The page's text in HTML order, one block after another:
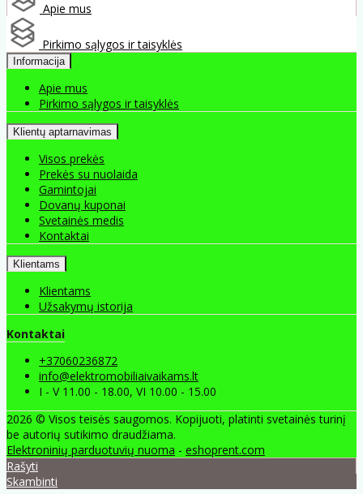
Apie mus
Pirkimo sąlygos ir taisyklės
Informacija
Apie mus
Pirkimo sąlygos ir taisyklės
Klientų aptarnavimas
Visos prekės
Prekės su nuolaida
Gamintojai
Dovanų kuponai
Svetainės medis
Kontaktai
Klientams
Klientams
Užsakymų istorija
Kontaktai
+37060236872
info@elektromobiliaivaikams.lt
I - V 11.00 - 18.00, VI 10.00 - 15.00
2026 © Visos teisės saugomos. Kopijuoti, platinti svetainės turinį
be autorių sutikimo draudžiama.
Elektroninių parduotuvių nuoma - eshoprent.com
Rašyti
Skambinti